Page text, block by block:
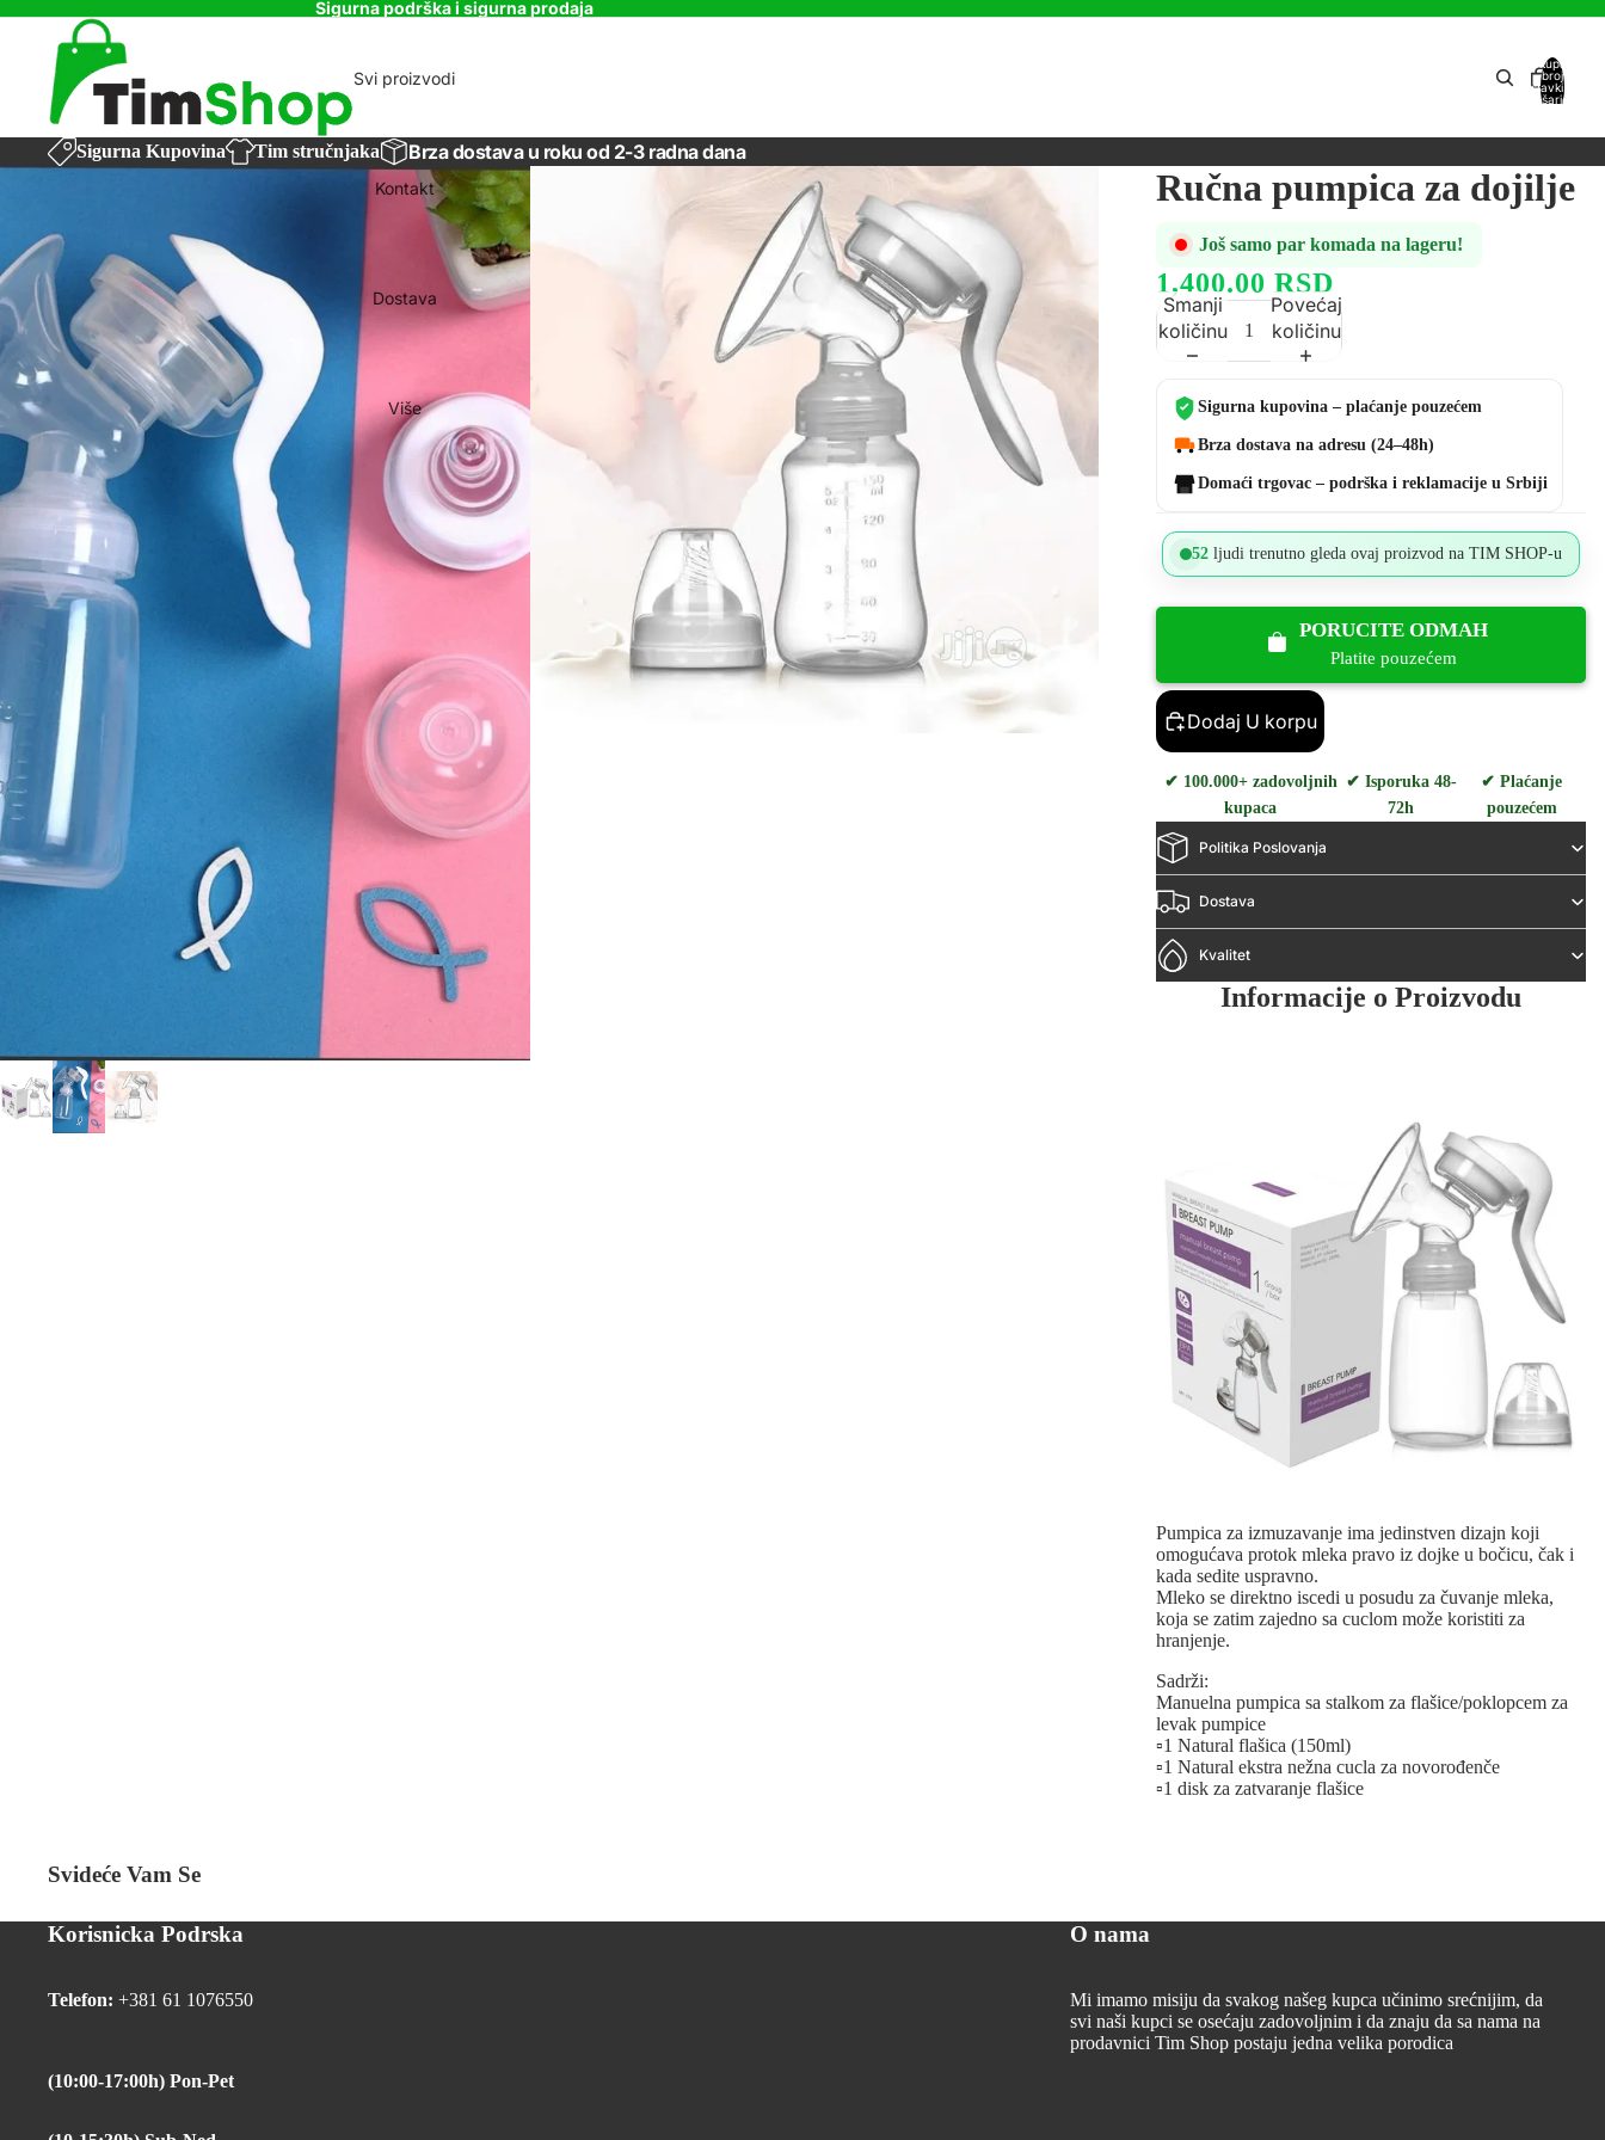
Sigurna podrška i sigurna prodaja
Svi proizvodi
Kontakt
Dostava
Više
Ukupan
broj
stavki u
košarici:
Sigurna Kupovina Tim stručnjaka Brza dostava u roku od 2-3 radna dana
Ručna pumpica za dojilje
Još samo par komada na lageru!
1,400.00 RSD
Smanji
količinu
Povećaj
količinu
Sigurna kupovina – plaćanje pouzećem
Brza dostava na adresu (24–48h)
Domaći trgovac – podrška i reklamacije u Srbiji
52 ljudi trenutno gleda ovaj proizvod na TIM SHOP-u
PORUCITE ODMAH
Platite pouzećem
Dodaj U korpu
✔ 100.000+ zadovoljnih
kupaca
✔ Isporuka 48-
72h
✔ Plaćanje
pouzećem
Politika Poslovanja
Dostava
Kvalitet
Informacije o Proizvodu
Pumpica za izmuzavanje ima jedinstven dizajn koji
omogućava protok mleka pravo iz dojke u bočicu, čak i
kada sedite uspravno.
Mleko se direktno iscedi u posudu za čuvanje mleka,
koja se zatim zajedno sa cuclom može koristiti za
hranjenje.
Sadrži:
Manuelna pumpica sa stalkom za flašice/poklopcem za
levak pumpice
▫️1 Natural flašica (150ml)
▫️1 Natural ekstra nežna cucla za novorođenče
▫️1 disk za zatvaranje flašice
Svideće Vam Se
Korisnicka Podrska
Telefon: +381 61 1076550
(10:00-17:00h) Pon-Pet
O nama
Mi imamo misiju da svakog našeg kupca učinimo srećnijim, da
svi naši kupci se osećaju zadovoljnim i da znaju da sa nama na
prodavnici Tim Shop postaju jedna velika porodica